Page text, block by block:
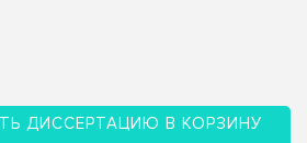
ДИССЕРТАЦИЮ В КОРЗИНУ